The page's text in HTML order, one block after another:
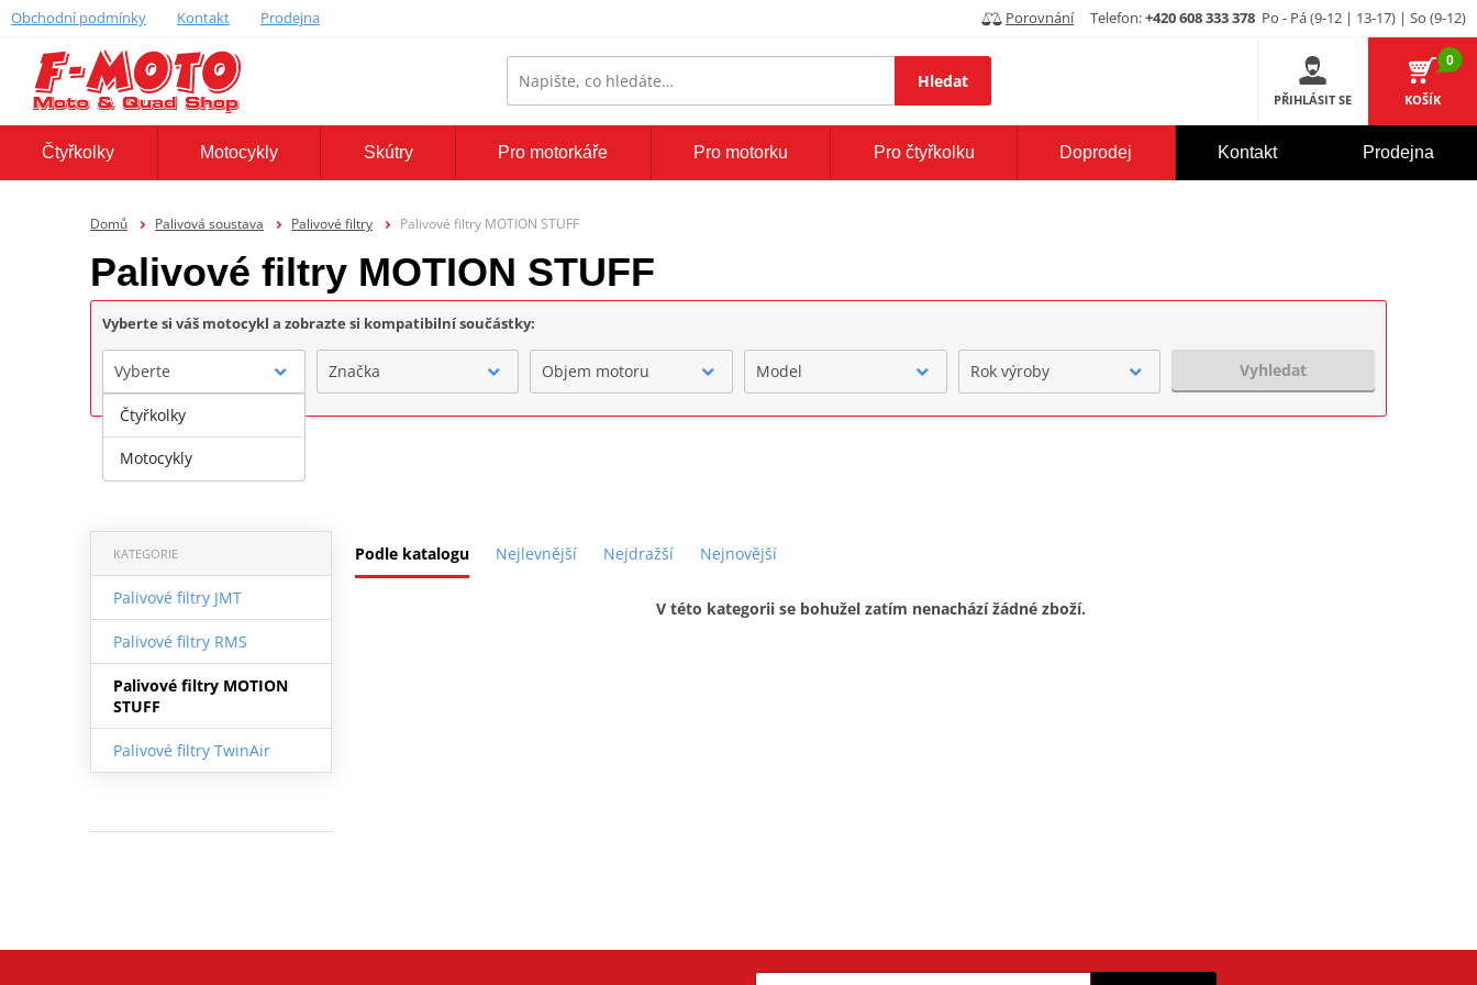
Obchodní podmínky Kontakt Prodejna Porovnání Telefon:+420 608 333 378 Po - Pá (9-12 | 13-17) | So (9-12)
Hledat
PŘIHLÁSIT SE
0
KOŠÍK
Čtyřkolky Motocykly Skútry Pro motorkáře Pro motorku Pro čtyřkolku Doprodej Kontakt Prodejna
Domů Palivová soustava Palivové filtry Palivové filtry MOTION STUFF
Palivové filtry MOTION STUFF
Vyberte si váš motocykl a zobrazte si kompatibilní součástky:
Vyberte Značka Objem motoru Model Rok výroby Vyhledat
Podle katalogu Nejlevnější Nejdražší Nejnovější
KATEGORIE
Palivové filtry JMT
Palivové filtry RMS
Palivové filtry MOTION
STUFF
Palivové filtry TwinAir
V této kategorii se bohužel zatím nenachází žádné zboží.
Čtyřkolky
Motocykly